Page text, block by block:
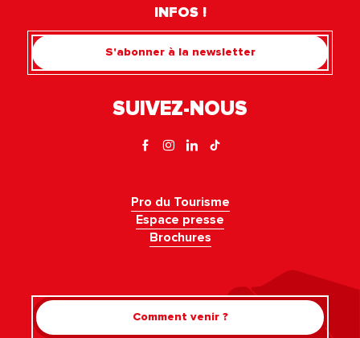
INFOS !
S'abonner à la newsletter
SUIVEZ-NOUS
Pro du Tourisme
Espace presse
Brochures
Comment venir ?